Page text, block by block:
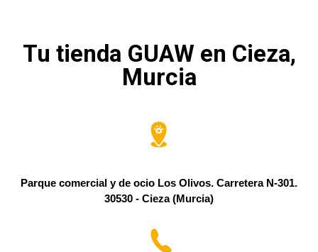
Tu tienda GUAW en Cieza,
Murcia
Parque comercial y de ocio Los Olivos. Carretera N-301.
30530 - Cieza (Murcia)